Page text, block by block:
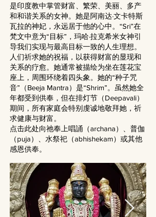
是印度教中掌管财富、繁荣、美丽、多产
和和谐关系的女神。她是阿南达·文卡特斯
瓦拉的神妃，永远居于他的心中。“Sri”在
梵文中意为“目标”，玛哈·拉克希米女神引
导我们实现与最高目标一致的人生理想。
人们祈求她的祝福，以获得财富的显现和
关系的疗愈。她通常被描绘为坐在莲花宝
座上，周围环绕着四头象。她的“种子咒
音”（Beeja Mantra）是“Shrim”。虽然她全
年都受到供奉，但在排灯节（Deepavali）
期间，所有家庭会特别虔诚地敬拜她，祈
求健康与财富。
点击此处向祂奉上唱誦（archana）、普伽
（puja）、水祭祀（abhishekam）或其他
感恩供奉。